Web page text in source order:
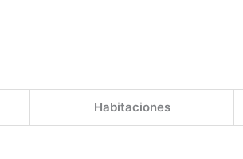
Habitaciones